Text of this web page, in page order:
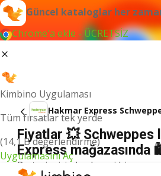
Güncel kataloglar her
Chrome'a ekle - ÜCRETSİZ
Kimbino Uygulaması
Tüm fırsatlar tek yerde
(14,1 B değerlendirme)
Uygulamasını Aç
Hakmar Express
Fiyatlar 💥 Schweppes
Express mağazasında
Bu terim için herhangi bir sonuç